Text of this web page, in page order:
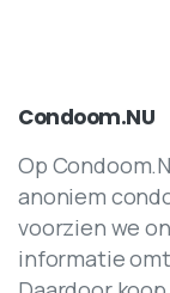
Condoom.NU
Op
anoniem
voorzien we
informatie